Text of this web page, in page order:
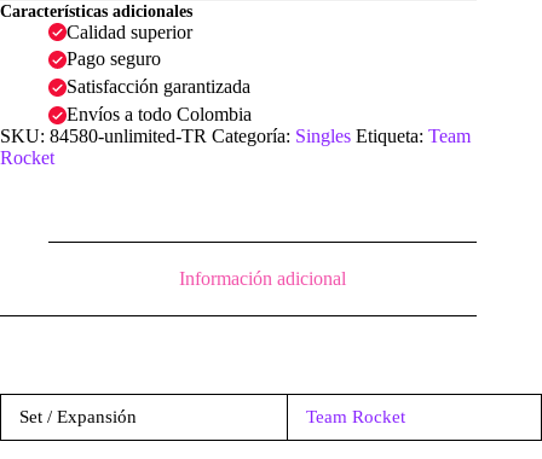
Características adicionales
Calidad superior
Pago seguro
Satisfacción garantizada
Envíos a todo Colombia
SKU: 84580-unlimited-TR Categoría: Singles Etiqueta: Team
Rocket
Información adicional
Set / Expansión Team Rocket